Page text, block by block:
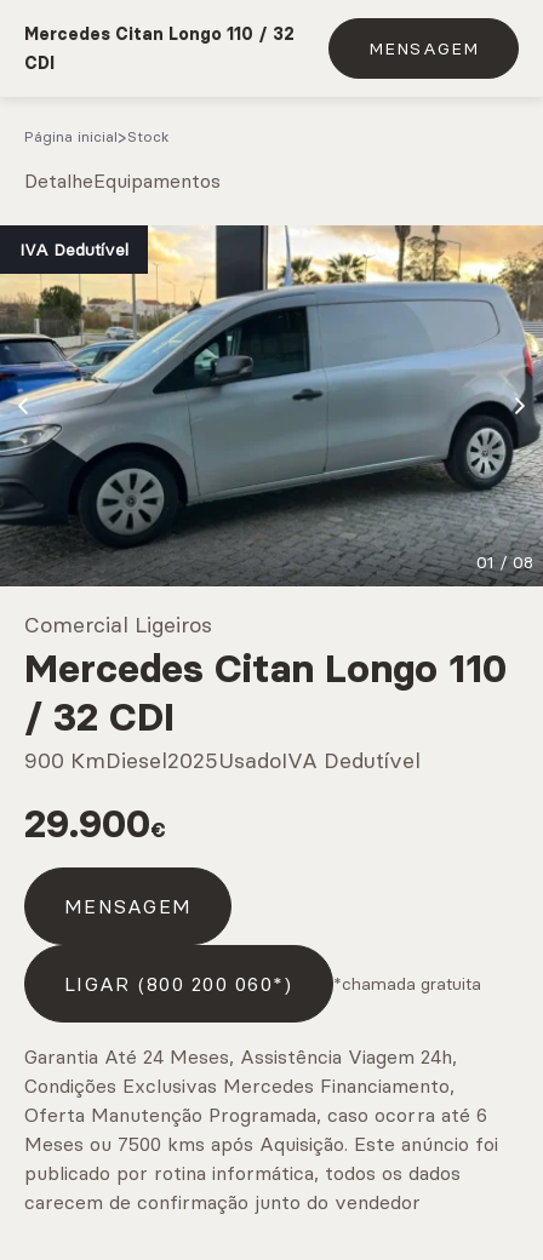
Mercedes Citan Longo 110 / 32
CDI
MENSAGEM
Página inicial Stock
DetalheEquipamentos
01 / 08
IVA Dedutível
Comercial Ligeiros
Mercedes Citan Longo 110
/ 32 CDI
900 KmDiesel2025UsadoIVA Dedutível
29.900€
MENSAGEM
LIGAR (800 200 060*) *chamada gratuita
Garantia Até 24 Meses, Assistência Viagem 24h,
Condições Exclusivas Mercedes Financiamento,
Oferta Manutenção Programada, caso ocorra até 6
Meses ou 7500 kms após Aquisição. Este anúncio foi
publicado por rotina informática, todos os dados
carecem de confirmação junto do vendedor
e.g. Mercedes-Benz; BMW; Ford
Stock
CARREGAR MAIS
Marcas
CARREGAR MAIS
CARREGAR MAIS